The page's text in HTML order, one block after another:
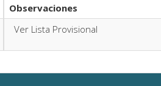
Observaciones
Ver Lista Provisional